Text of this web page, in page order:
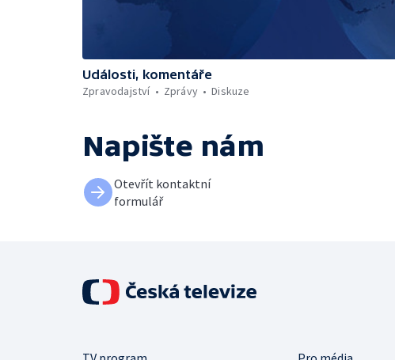
Události, komentáře
Zpravodajství
Zprávy Diskuze
Napište nám
Otevřít kontaktní
formulář